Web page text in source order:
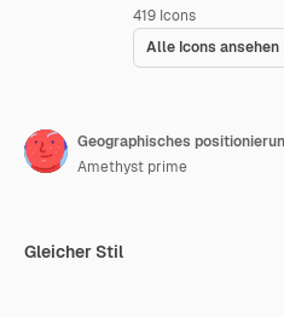
419 Icons
Alle Icons ansehen
Geographisches
Amethyst prime
Gleicher Stil